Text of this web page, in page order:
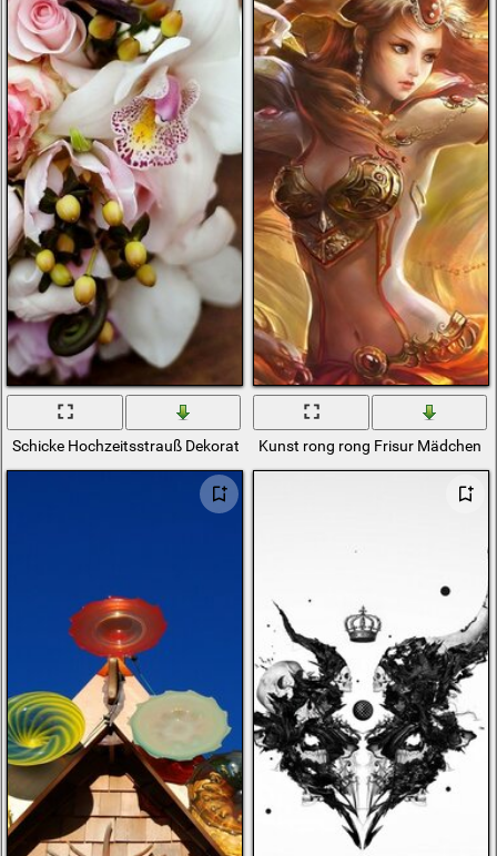
Schicke Hochzeitsstrauß DekorationKunst rong rong Frisur Mädchen